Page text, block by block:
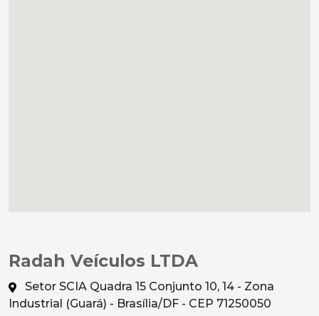
Radah Veículos LTDA
Setor SCIA Quadra 15 Conjunto 10, 14 - Zona
Industrial (Guará) - Brasília/DF - CEP 71250050